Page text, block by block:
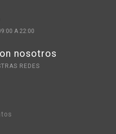
A 22:00
nosotros
REDES